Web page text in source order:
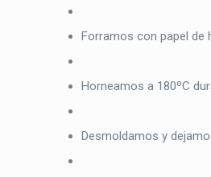
Forramos con papel de
Horneamos a 180ºC
Desmoldamos y